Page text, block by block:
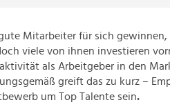
Mitarbeiter für sich gewinnen,
viele von ihnen investieren
als Arbeitgeber in den
greift das zu kurz –
um Top Talente sein.